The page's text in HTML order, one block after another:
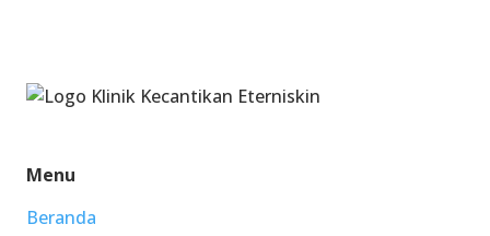
Menu
Beranda